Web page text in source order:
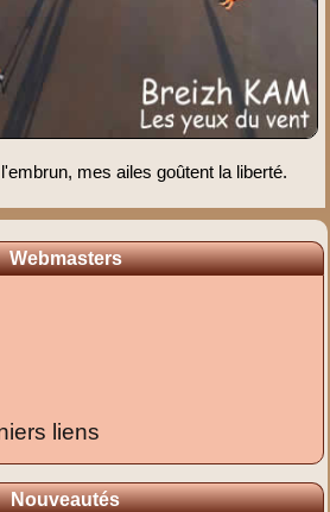
mes ailes goûtent la liberté.
Webmasters
liens
Nouveautés